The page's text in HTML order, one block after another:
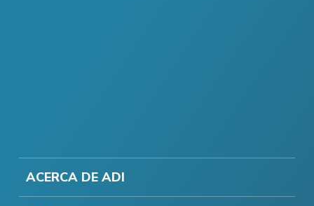
ACERCA DE ADI